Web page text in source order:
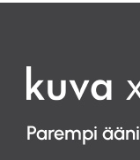
Parempi